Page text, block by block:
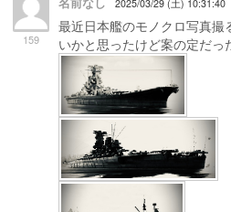
159
2025/03/29 (土) 10:31:40
最近日本艦のモノクロ写真
いかと思ったけど案の定だっ